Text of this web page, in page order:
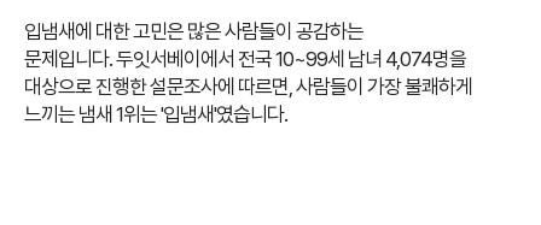
입냄새에 대한 고민은 많은 사람들이 공감하는
문제입니다.두잇서베이에서 전국 10~99세 남녀 4,074명을
대상으로 진행한 설문조사에 따르면, 사람들이 가장 불쾌하게
느끼는 냄새 1위는 '입냄새'였습니다.